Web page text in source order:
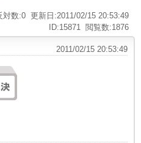
更新日:2011/02/15 20:53:49
対数:0
閲覧数:1876
ID:15871
2011/02/15 20:53:49